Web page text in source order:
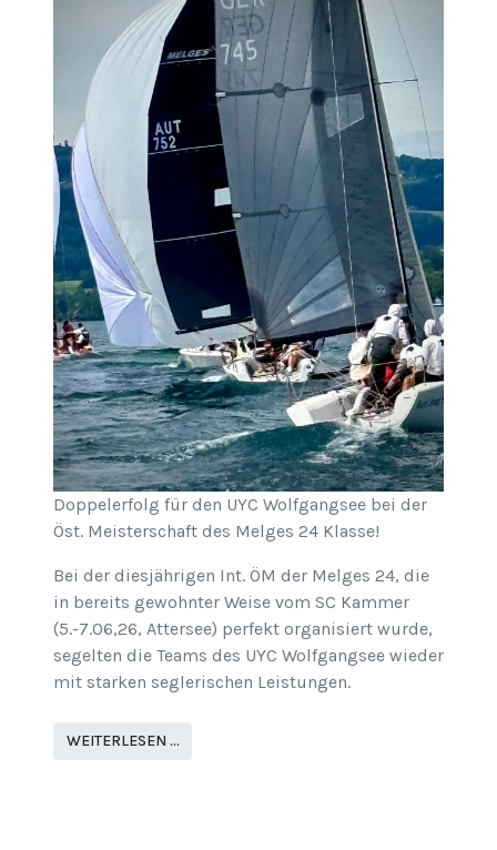
Doppelerfolg für den UYC Wolfgangsee bei der
Öst. Meisterschaft des Melges 24 Klasse!
Bei der diesjährigen Int. ÖM der Melges 24, die
in bereits gewohnter Weise vom SC Kammer
(5.-7.06,26, Attersee) perfekt organisiert wurde,
segelten die Teams des UYC Wolfgangsee wieder
mit starken seglerischen Leistungen.
WEITERLESEN …